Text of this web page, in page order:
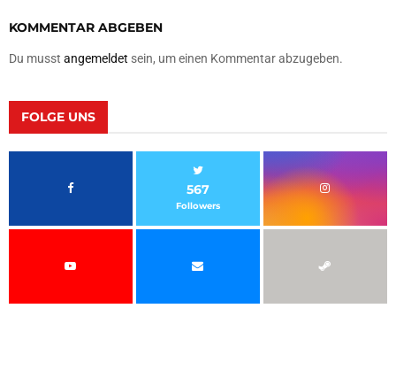
KOMMENTAR ABGEBEN
Du musst angemeldet sein, um einen Kommentar abzugeben.
FOLGE UNS
567
Followers